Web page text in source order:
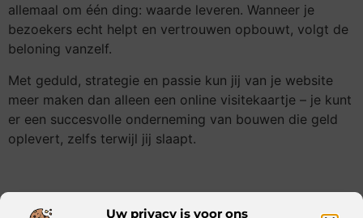
Uw privacy is voor ons
allemaal om één ding: waarde leveren. Wanneer je
bezoekers echt helpt en vertrouwen opbouwt, volgt de
beloning vanzelf.
Met geduld, strategie en passie kun jij van je website
meer maken dan alleen een online visitekaartje – je kunt
er een succesvolle onderneming van bouwen die geld
oplevert, zelfs terwijl jij slaapt.